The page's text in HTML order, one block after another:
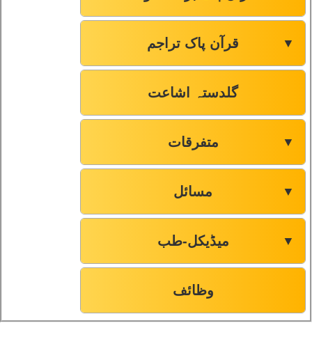
قرآن پاک تراجم ▼
گلدستہ اشاعت
متفرقات ▼
مسائل ▼
میڈیکل-طب ▼
وظائف